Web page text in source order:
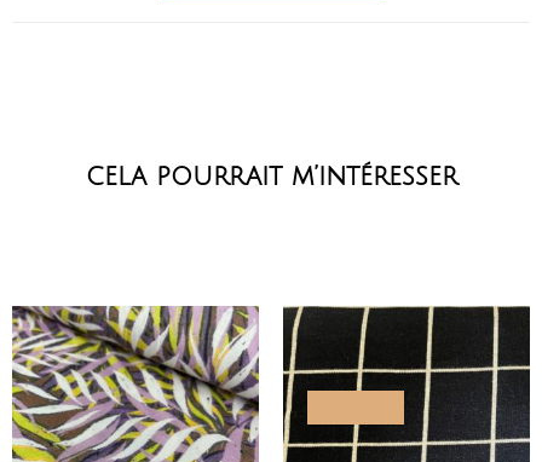
cela pourrait m’intéresser